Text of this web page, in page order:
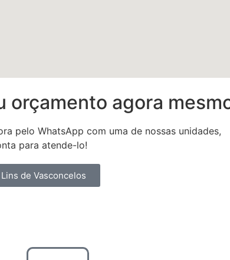
orçamento agora
pelo WhatsApp com uma de nossas unidades,
para atende-lo!
de Vasconcelos